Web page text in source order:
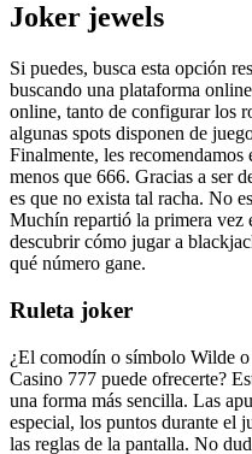
Joker jewels
Si puedes, busca esta opción
buscando una plataforma
online, tanto de configurar los
algunas spots disponen de
Finalmente, les
menos que 666. Gracias a ser
es que no exista tal racha. No
Muchín repartió la primera vez
descubrir cómo jugar a
qué número gane.
Ruleta joker
¿El comodín o símbolo Wilde
Casino 777 puede ofrecerte?
una forma más sencilla. Las
especial, los puntos durante el
las reglas de la pantalla. No